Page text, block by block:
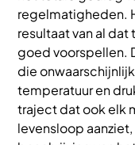
regelmatigheden.
resultaat van al
goed voorspellen.
die
temperatuur en
traject dat ook elk
levensloop